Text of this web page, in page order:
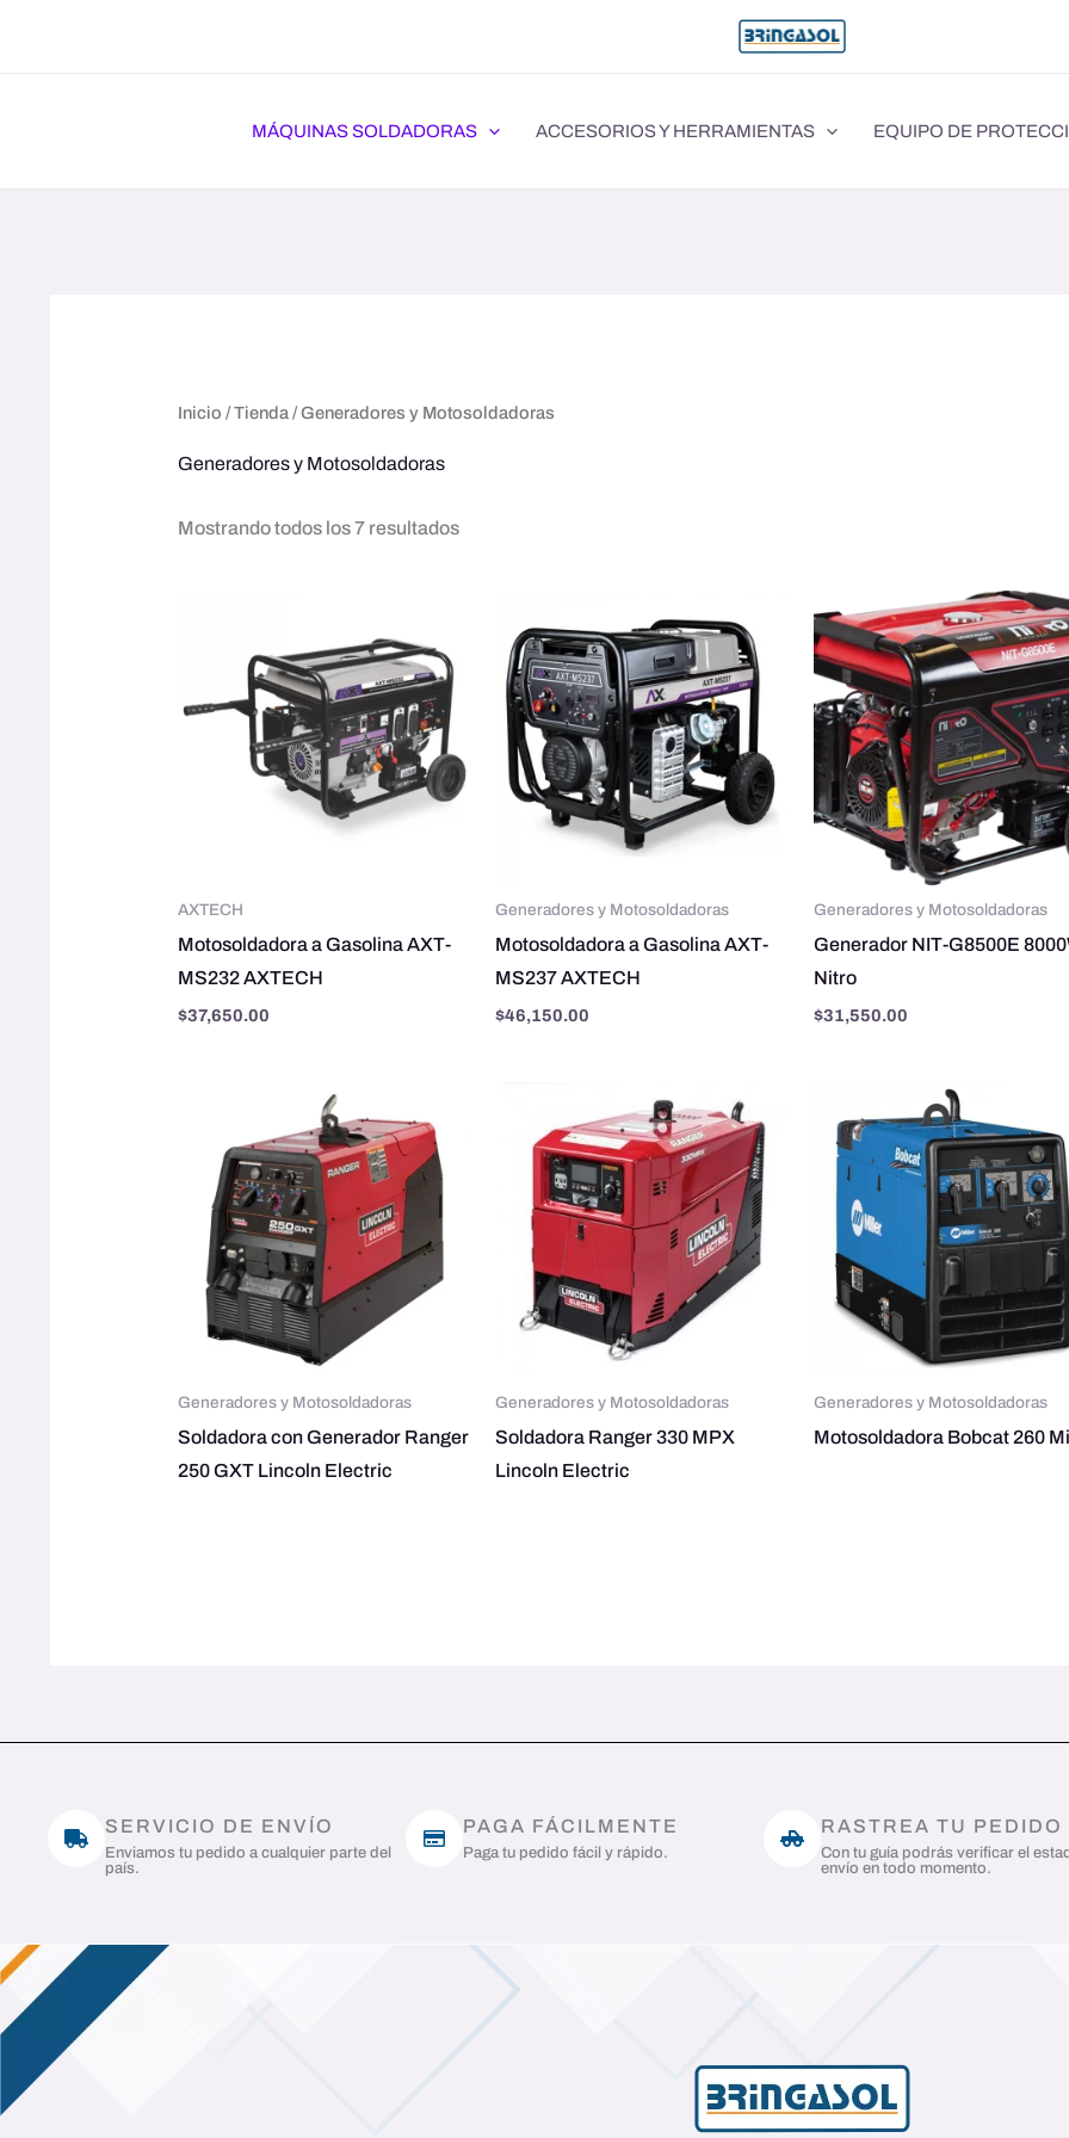
MÁQUINAS SOLDADORAS ACCESORIOS Y HERRAMIENTAS EQUIPO DE
Inicio /Tienda/ Generadores y Motosoldadoras
Generadores y Motosoldadoras
Mostrando todos los 7 resultados
AXTECH
Motosoldadora a Gasolina AXT-
MS232 AXTECH
$37,650.00
Generadores y Motosoldadoras
Motosoldadora a Gasolina AXT-
MS237 AXTECH
$46,150.00
Generadores y Motosoldadoras
Generador NIT-G8500E
Nitro
$31,550.00
Generadores y Motosoldadoras
Soldadora con Generador Ranger
250 GXT Lincoln Electric
Generadores y Motosoldadoras
Soldadora Ranger 330 MPX
Lincoln Electric
Generadores y Motosoldadoras
Motosoldadora Bobcat 260
SERVICIO DE ENVÍO
Enviamos tu pedido a cualquier parte del
país.
PAGA FÁCILMENTE
Paga tu pedido fácil y rápido.
RASTREA TU PEDIDO
Con tu guía podrás verificar el
envío en todo momento.